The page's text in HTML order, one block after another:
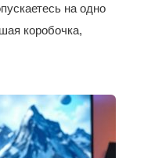
на одно
коробочка,